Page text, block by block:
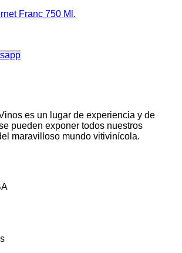
Franc 750 Ml.
es un lugar de experiencia y de
pueden exponer todos nuestros
maravilloso mundo vitivinícola.